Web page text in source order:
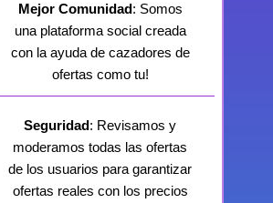
Mejor Comunidad: Somos
una plataforma social creada
con la ayuda de cazadores de
ofertas como tu!
Seguridad: Revisamos y
moderamos todas las ofertas
de los usuarios para garantizar
ofertas reales con los precios